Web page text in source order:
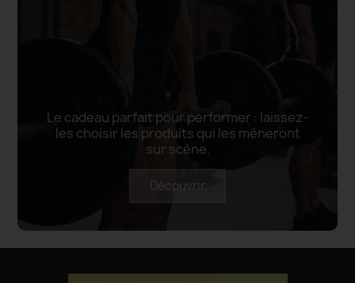
Le cadeau parfait pour performer : laissez-
les choisir les produits qui les mèneront
sur scène.
Découvrir